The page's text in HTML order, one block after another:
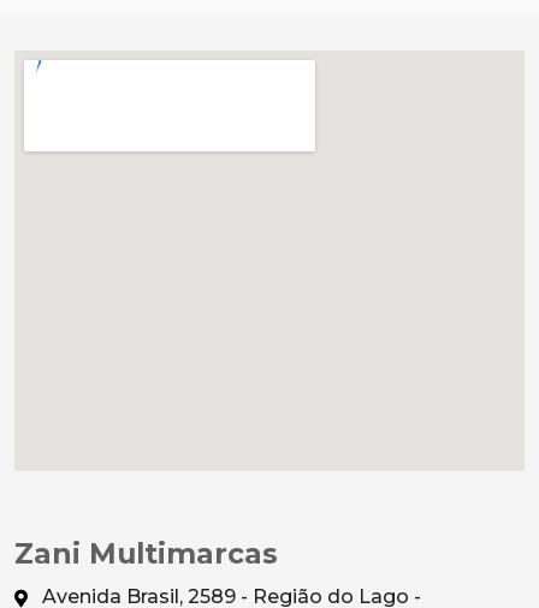
Zani Multimarcas
Avenida Brasil, 2589 - Região do Lago -